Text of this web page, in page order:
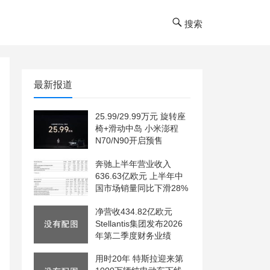
搜索
最新报道
25.99/29.99万元 旋转座
椅+滑动中岛 小米澎程
N70/N90开启预售
奔驰上半年营业收入
636.63亿欧元 上半年中
国市场销量同比下滑28%
净营收434.82亿欧元
Stellantis集团发布2026
年第二季度财务业绩
用时20年 特斯拉迎来第